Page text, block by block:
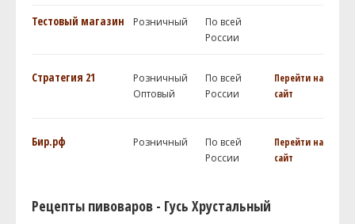
Тестовый магазин Розничный
По всей
России
Стратегия 21
Розничный
Оптовый
По всей
России
Перейти на
сайт
Бир.рф Розничный
По всей
России
Перейти на
сайт
Рецепты пивоваров - Гусь Хрустальный